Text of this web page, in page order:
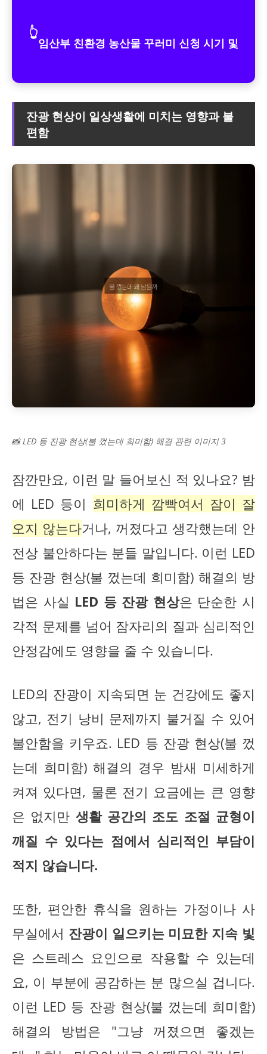
👆
임산부 친환경 농산물 꾸러미 신청 시기 및
잔광 현상이 일상생활에 미치는 영향과 불
편함
📸 LED 등 잔광 현상(불 껐는데 희미함) 해결 관련 이미지 3
잠깐만요, 이런 말 들어보신 적 있나요? 밤
에 LED 등이 희미하게 깜빡여서 잠이 잘
오지 않는다거나, 꺼졌다고 생각했는데 안
전상 불안하다는 분들 말입니다. 이런 LED
등 잔광 현상(불 껐는데 희미함) 해결의 방
법은 사실 LED 등 잔광 현상은 단순한 시
각적 문제를 넘어 잠자리의 질과 심리적인
안정감에도 영향을 줄 수 있습니다.
LED의 잔광이 지속되면 눈 건강에도 좋지
않고, 전기 낭비 문제까지 불거질 수 있어
불안함을 키우죠. LED 등 잔광 현상(불 껐
는데 희미함) 해결의 경우 밤새 미세하게
켜져 있다면, 물론 전기 요금에는 큰 영향
은 없지만 생활 공간의 조도 조절 균형이
깨질 수 있다는 점에서 심리적인 부담이
적지 않습니다.
또한, 편안한 휴식을 원하는 가정이나 사
무실에서 잔광이 일으키는 미묘한 지속 빛
은 스트레스 요인으로 작용할 수 있는데
요, 이 부분에 공감하는 분 많으실 겁니다.
이런 LED 등 잔광 현상(불 껐는데 희미함)
해결의 방법은 "그냥 꺼졌으면 좋겠는